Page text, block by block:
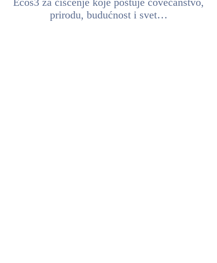
prirodu, budućnost i svet…